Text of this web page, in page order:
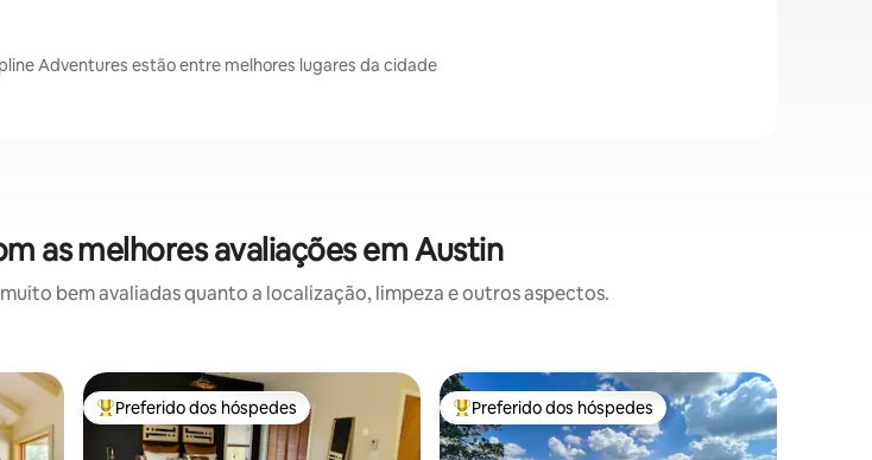
Adventures estão entre melhores lugares da cidade
as melhores avaliações em Austin
bem avaliadas quanto a localização, limpeza e outros aspectos.
Entre os melhores preferidos dos hóspedes
Preferido dos hóspedes Entre os melhores preferidos dos hóspedes
Preferido dos hóspedes